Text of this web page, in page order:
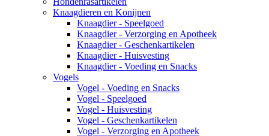
Knaagdieren en Konijnen
Knaagdier - Speelgoed
Knaagdier - Verzorging en Apotheek
Knaagdier - Geschenkartikelen
Knaagdier - Huisvesting
Knaagdier - Voeding en Snacks
Vogels
Vogel - Voeding en Snacks
Vogel - Speelgoed
Vogel - Huisvesting
Vogel - Geschenkartikelen
Vogel - Verzorging en Apotheek